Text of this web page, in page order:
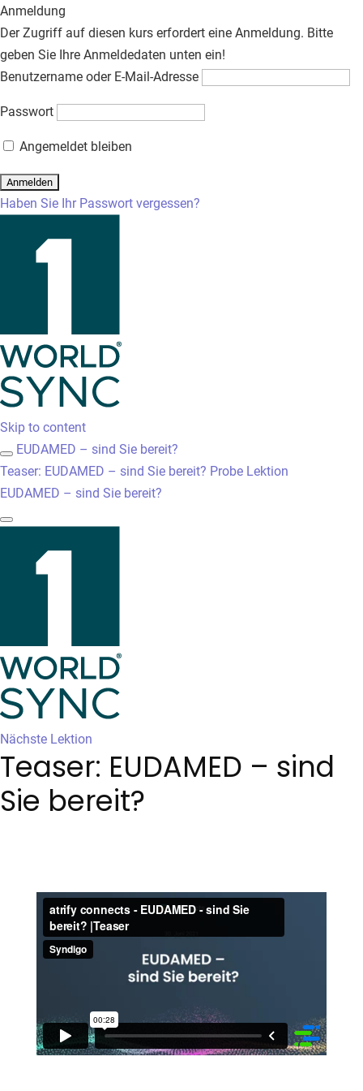
Anmeldung
Der Zugriff auf diesen kurs erfordert eine Anmeldung. Bitte
geben Sie Ihre Anmeldedaten unten ein!
Benutzername oder E-Mail-Adresse
Passwort
Angemeldet bleiben
Haben Sie Ihr Passwort vergessen?
Skip to content
EUDAMED – sind Sie bereit?
Teaser: EUDAMED – sind Sie bereit? Probe Lektion
EUDAMED – sind Sie bereit?
Nächste Lektion
Teaser: EUDAMED – sind
Sie bereit?